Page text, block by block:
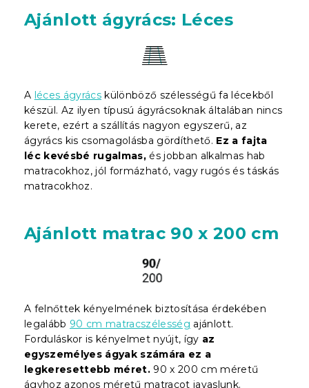
Ajánlott ágyrács: Léces
A léces ágyrács különböző szélességű fa lécekből
készül. Az ilyen típusú ágyrácsoknak általában nincs
kerete, ezért a szállítás nagyon egyszerű, az
ágyrács kis csomagolásba gördíthető. Ez a fajta
léc kevésbé rugalmas, és jobban alkalmas hab
matracokhoz, jól formázható, vagy rugós és táskás
matracokhoz.
Ajánlott matrac 90 x 200 cm
A felnőttek kényelmének biztosítása érdekében
legalább 90 cm matracszélesség ajánlott.
Forduláskor is kényelmet nyújt, így az
egyszemélyes ágyak számára ez a
legkeresettebb méret. 90 x 200 cm méretű
ágyhoz azonos méretű matracot javaslunk.